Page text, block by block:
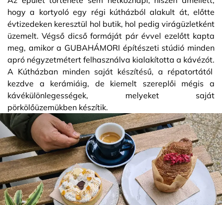
hogy a kortyoló egy régi kútházból alakult át, előtte
évtizedeken keresztül hol butik, hol pedig virágüzletként
üzemelt. Végső dicső formáját pár évvel ezelőtt kapta
meg, amikor a GUBAHÁMORI építészeti stúdió minden
apró négyzetmétert felhasználva kialakította a kávézót.
A Kútházban minden saját készítésű, a répatortától
kezdve a kerámiáig, de kiemelt szereplői mégis a
kávékülönlegességek, melyeket saját
pörkölőüzemükben készítik.